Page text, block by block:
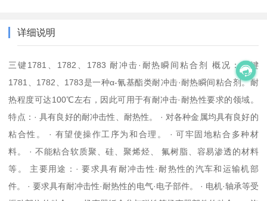
详细说明
三键1781、1782、1783 耐冲击·耐热瞬间粘合剂 概况：三键
1781、1782、1783是一种α-氰基酯类耐冲击·耐热瞬间粘合剂。耐
热程度可达100℃左右，因此可用于有耐冲击·耐热性要求的领域。
特点：· 具有良好的耐冲击性、耐热性。 · 对各种金属均具有良好的
粘合性。 · 有望使操作工序为和合理。 · 可牢固地粘合多种材
料。 · 不能粘合软质聚、硅、聚烯烃、 氟树脂、容易渗透的材料
等。 主要用途：· 要求具有耐冲击性·耐热性的汽车和运输机部
件。 · 要求具有耐冲击性·耐热性的电气·电子部件。 · 电机·轴承等受